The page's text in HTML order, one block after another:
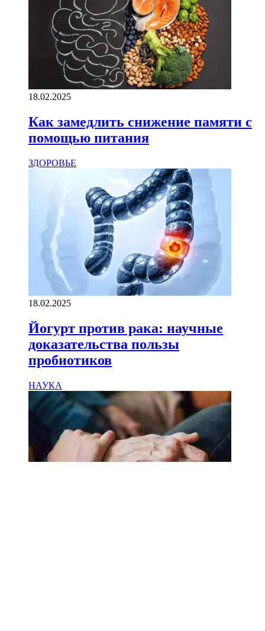
18.02.2025
Как замедлить снижение памяти с
помощью питания
ЗДОРОВЬЕ
18.02.2025
Йогурт против рака: научные
доказательства пользы
пробиотиков
НАУКА